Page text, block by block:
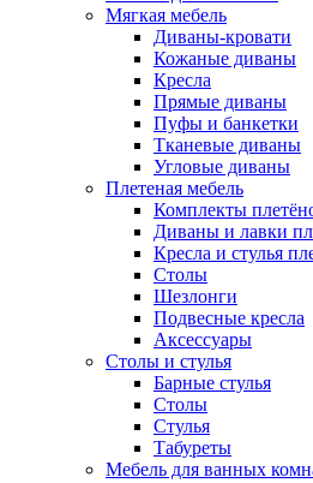
Мягкая мебель
Диваны-кровати
Кожаные диваны
Кресла
Прямые диваны
Пуфы и банкетки
Тканевые диваны
Угловые диваны
Плетеная мебель
Комплекты
Диваны и лавки
Кресла и стулья
Столы
Шезлонги
Подвесные кресла
Аксессуары
Столы и стулья
Барные стулья
Столы
Стулья
Табуреты
Мебель для ванных